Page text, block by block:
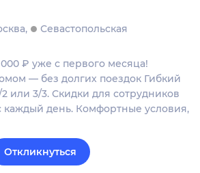
Севастопольская
₽ уже с первого месяца!
— без долгих поездок Гибкий
или 3/3. Скидки для сотрудников
день. Комфортные условия,
Откликнуться